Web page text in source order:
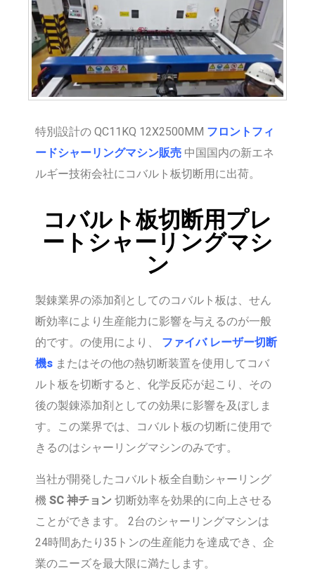
特別設計の QC11KQ 12X2500MM フロントフィ
ードシャーリングマシン販売 中国国内の新エネ
ルギー技術会社にコバルト板切断用に出荷。
コバルト板切断用プレ
ートシャーリングマシ
ン
製錬業界の添加剤としてのコバルト板は、せん
断効率により生産能力に影響を与えるのが一般
的です。の使用により、 ファイバ レーザー切断
機s またはその他の熱切断装置を使用してコバ
ルト板を切断すると、化学反応が起こり、その
後の製錬添加剤としての効果に影響を及ぼしま
す。この業界では、コバルト板の切断に使用で
きるのはシャーリングマシンのみです。
当社が開発したコバルト板全自動シャーリング
機 SC 神チョン 切断効率を効果的に向上させる
ことができます。 2台のシャーリングマシンは
24時間あたり35トンの生産能力を達成でき、企
業のニーズを最大限に満たします。